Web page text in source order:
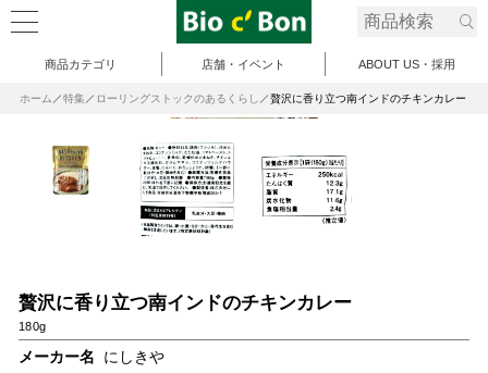
商品カテゴリ 店舗・イベント ABOUT US・採用
ホーム 特集 ローリングストックのあるくらし 贅沢に香り立つ南インドのチキンカレー
贅沢に香り立つ南インドのチキンカレー
180g
メーカー名
にしきや